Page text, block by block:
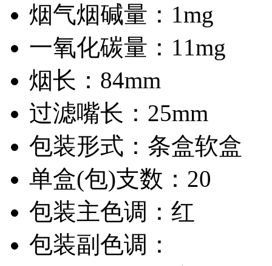
烟气烟碱量： 1mg
一氧化碳量： 11mg
烟长： 84mm
过滤嘴长： 25mm
包装形式： 条盒软盒
单盒(包)支数： 20
包装主色调： 红
包装副色调：